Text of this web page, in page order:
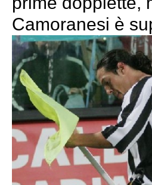
Camoranesi è